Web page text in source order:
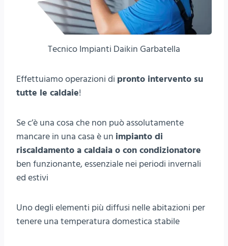
Tecnico Impianti Daikin Garbatella
Effettuiamo operazioni di pronto intervento su
tutte le caldaie!
Se c’è una cosa che non può assolutamente
mancare in una casa è un impianto di
riscaldamento a caldaia o con condizionatore
ben funzionante, essenziale nei periodi invernali
ed estivi
Uno degli elementi più diffusi nelle abitazioni per
tenere una temperatura domestica stabile